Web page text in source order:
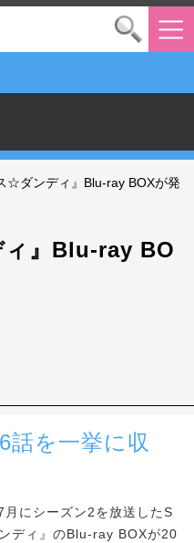
☆ダンディ』Blu-ray BOXが発
ィ』Blu-ray BO
話を一挙に収
にシーズン2を放送したS
ディ』のBlu-ray BOXが20